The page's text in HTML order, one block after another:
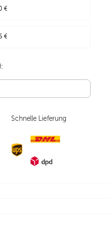
€
€
Schnelle Lieferung